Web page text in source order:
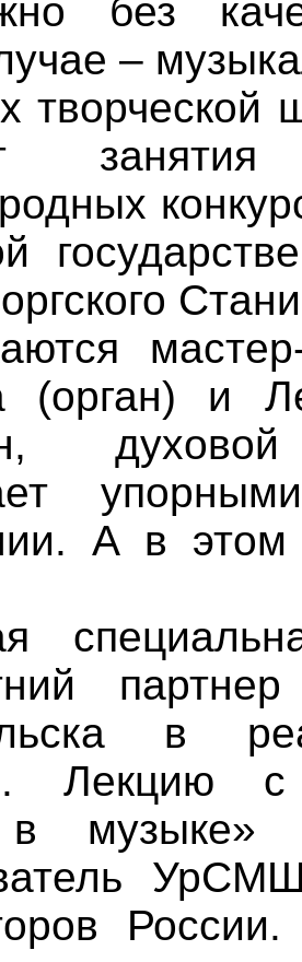
без
–
творческой
(орган) и
А в
в
Лекцию
музыке»